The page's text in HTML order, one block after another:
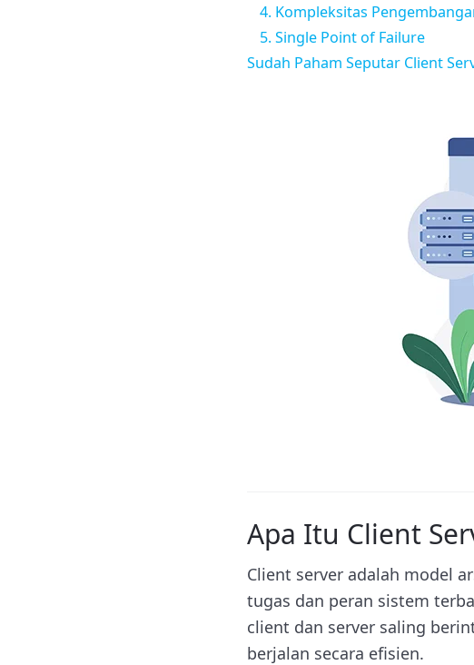
4. Kompleksitas
5. Single Point of Failure
Sudah Paham Seputar Client
Apa Itu Client
Client server adalah model
tugas dan peran sistem
client dan server saling
berjalan secara efisien.